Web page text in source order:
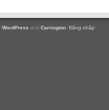
WordPress and Carrington Đăng nhập